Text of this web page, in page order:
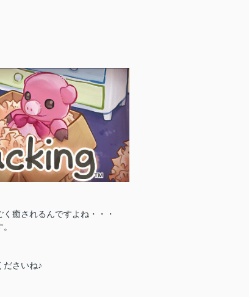
癒されるんですよね・・・
ださいね♪